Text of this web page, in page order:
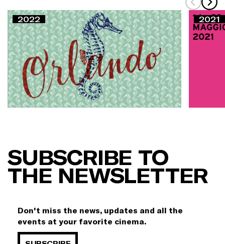
2022 2021
SUBSCRIBE TO
THE NEWSLETTER
Don't miss the news, updates and all the
events at your favorite cinema.